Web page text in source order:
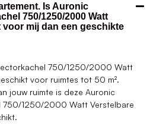
Is Auronic
750/1250/2000 Watt
mij dan een geschikte
750/1250/2000 Watt
voor ruimtes tot 50 m².
jouw ruimte is deze Auronic
750/1250/2000 Watt Verstelbare